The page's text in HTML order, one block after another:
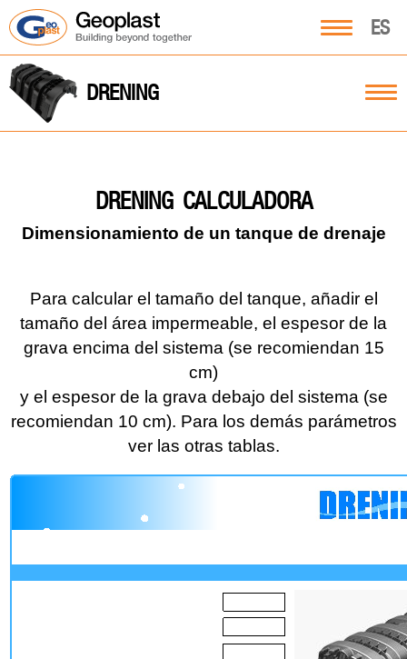
ES
DRENING
DRENING CALCULADORA
Dimensionamiento de un tanque de drenaje
Para calcular el tamaño del tanque, añadir el
tamaño del área impermeable, el espesor de la
grava encima del sistema (se recomiendan 15
cm)
y el espesor de la grava debajo del sistema (se
recomiendan 10 cm). Para los demás parámetros
ver las otras tablas.